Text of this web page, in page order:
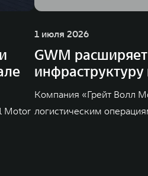
Motor
1 июля 2026
GWM
инфраструктуру
Компания «Грейт Волл
логистическим